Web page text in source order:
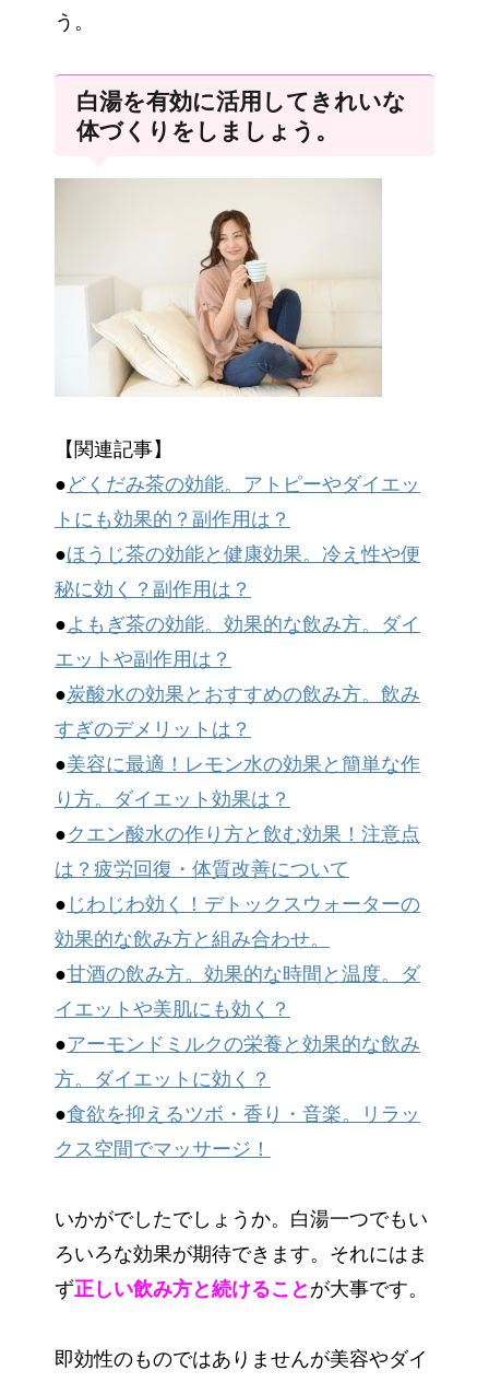
う。
白湯を有効に活用してきれいな
体づくりをしましょう。
【関連記事】
● どくだみ茶の効能。アトピーやダイエッ
トにも効果的？副作用は？
●ほうじ茶の効能と健康効果。冷え性や便
秘に効く？副作用は？
●よもぎ茶の効能。効果的な飲み方。ダイ
エットや副作用は？
●炭酸水の効果とおすすめの飲み方。飲み
すぎのデメリットは？
●美容に最適！レモン水の効果と簡単な作
り方。ダイエット効果は？
●クエン酸水の作り方と飲む効果！注意点
は？疲労回復・体質改善について
● じわじわ効く！デトックスウォーターの
効果的な飲み方と組み合わせ。
●甘酒の飲み方。効果的な時間と温度。ダ
イエットや美肌にも効く？
●アーモンドミルクの栄養と効果的な飲み
方。ダイエットに効く？
●食欲を抑えるツボ・香り・音楽。リラッ
クス空間でマッサージ！
いかがでしたでしょうか。白湯一つでもい
ろいろな効果が期待できます。それにはま
ず正しい飲み方と続けること が大事です。
即効性のものではありませんが美容やダイ